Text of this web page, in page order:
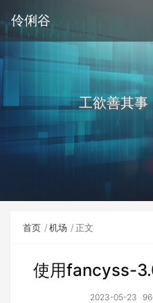
伶俐谷
工欲善其事
首页 机场 正文
使用fancyss-
2023-05-23